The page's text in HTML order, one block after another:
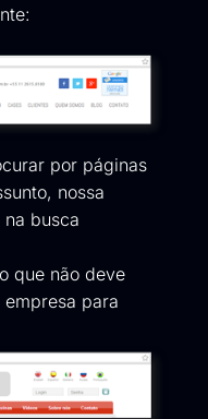
por páginas
nossa
busca
que não deve
para